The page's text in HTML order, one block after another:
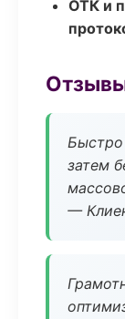
ОТК и
Быстро
затем
—